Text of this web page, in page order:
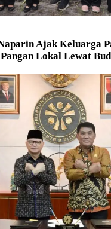
Ajak Keluarga
Lokal Lewat